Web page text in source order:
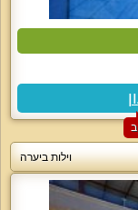
וילות ביערה